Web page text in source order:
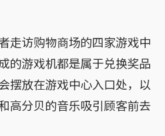
走访购物商场的四家游戏中
的游戏机都是属于兑换奖品
摆放在游戏中心入口处，以
高分贝的音乐吸引顾客前去